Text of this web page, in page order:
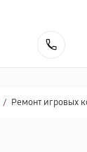
/ Ремонт игровых